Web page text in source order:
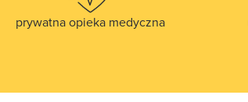
prywatna opieka medyczna